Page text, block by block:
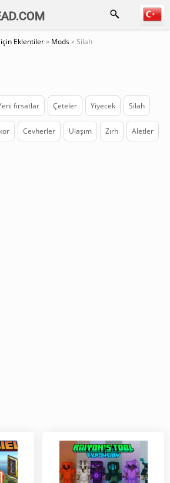
Eklentiler» Mods» Silah
fırsatlar Çeteler Yiyecek Silah
Cevherler Ulaşım Zırh Aletler